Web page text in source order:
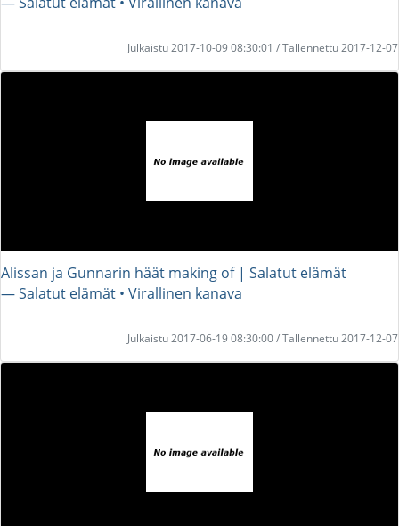
Julkaistu 2017-10-09 08:30:01 / Tallennettu 2017-12-07
Alissan ja Gunnarin häät making of | Salatut elämät
― Salatut elämät • Virallinen kanava
Julkaistu 2017-06-19 08:30:00 / Tallennettu 2017-12-07